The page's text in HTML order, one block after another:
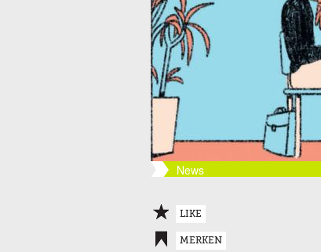
News
LIKE
MERKEN